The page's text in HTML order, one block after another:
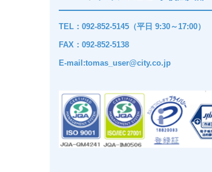
TEL：092-852-5145（平日 9:30～17:00）
FAX：092-852-5138
E-mail:tomas_user@city.co.jp